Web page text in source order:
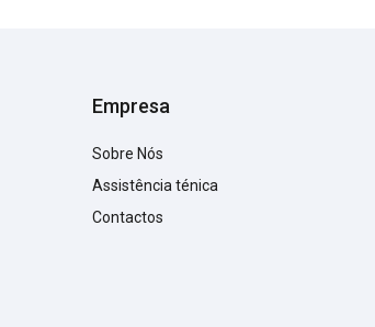
Empresa
Sobre Nós
Assistência ténica
Contactos